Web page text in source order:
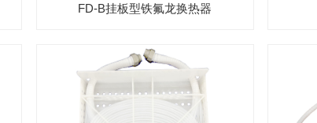
FD-B挂板型铁氟龙换热器